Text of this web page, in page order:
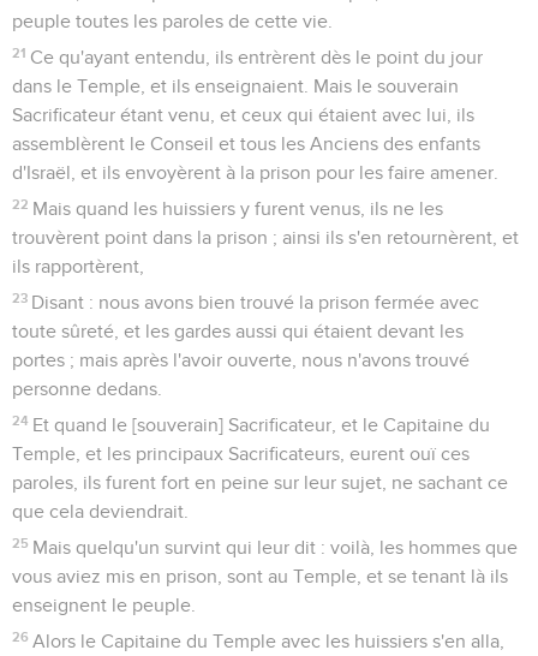
peuple toutes les paroles de cette vie.
21 Ce qu'ayant entendu, ils entrèrent dès le point du jour
dans le Temple, et ils enseignaient. Mais le souverain
Sacrificateur étant venu, et ceux qui étaient avec lui, ils
assemblèrent le Conseil et tous les Anciens des enfants
d'Israël, et ils envoyèrent à la prison pour les faire amener.
22 Mais quand les huissiers y furent venus, ils ne les
trouvèrent point dans la prison ; ainsi ils s'en retournèrent, et
ils rapportèrent,
23 Disant : nous avons bien trouvé la prison fermée avec
toute sûreté, et les gardes aussi qui étaient devant les
portes ; mais après l'avoir ouverte, nous n'avons trouvé
personne dedans.
24 Et quand le [souverain] Sacrificateur, et le Capitaine du
Temple, et les principaux Sacrificateurs, eurent ouï ces
paroles, ils furent fort en peine sur leur sujet, ne sachant ce
que cela deviendrait.
25 Mais quelqu'un survint qui leur dit : voilà, les hommes que
vous aviez mis en prison, sont au Temple, et se tenant là ils
enseignent le peuple.
26 Alors le Capitaine du Temple avec les huissiers s'en alla,